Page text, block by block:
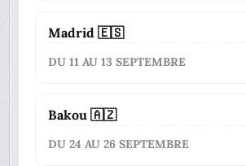
Madrid 🇪🇸
DU 11 AU 13 SEPTEMBRE
Bakou 🇦🇿
DU 24 AU 26 SEPTEMBRE